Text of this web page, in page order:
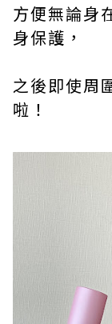
方便無論身
身保護，
之後即使周
啦！